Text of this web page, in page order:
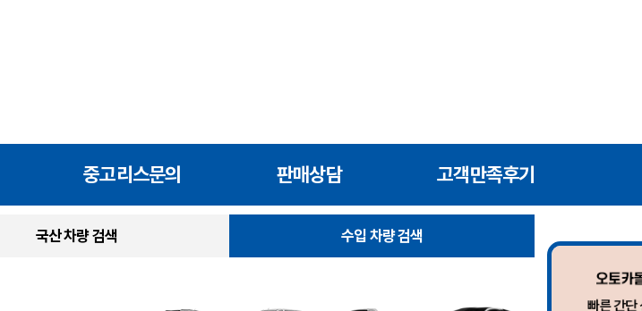
중고리스문의 판매상담 고객만족후기
국산 차량 검색 수입 차량 검색